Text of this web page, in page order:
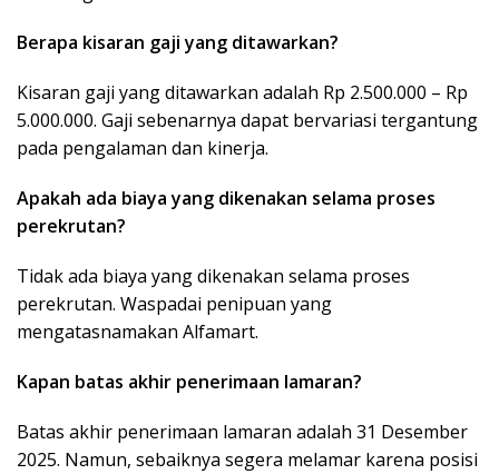
Berapa kisaran gaji yang ditawarkan?
Kisaran gaji yang ditawarkan adalah Rp 2.500.000 – Rp
5.000.000. Gaji sebenarnya dapat bervariasi tergantung
pada pengalaman dan kinerja.
Apakah ada biaya yang dikenakan selama proses
perekrutan?
Tidak ada biaya yang dikenakan selama proses
perekrutan. Waspadai penipuan yang
mengatasnamakan Alfamart.
Kapan batas akhir penerimaan lamaran?
Batas akhir penerimaan lamaran adalah 31 Desember
2025. Namun, sebaiknya segera melamar karena posisi